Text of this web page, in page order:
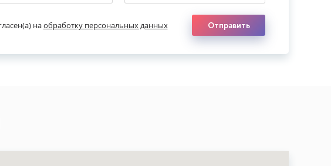
наобработку персональных данных Отправить